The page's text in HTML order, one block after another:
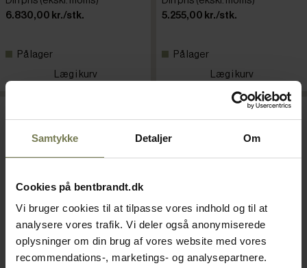
Samtykke Detaljer Om
Cookies på bentbrandt.dk
Vi bruger cookies til at tilpasse vores indhold og til at
analysere vores trafik. Vi deler også anonymiserede
oplysninger om din brug af vores website med vores
recommendations-, marketings- og analysepartnere.
6.830,00 kr./stk.
På lager
Læg i kurv
5.255,00 kr./stk.
På lager
Læg i kurv